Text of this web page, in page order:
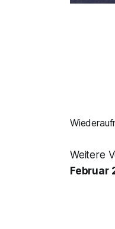
Weitere
Februar